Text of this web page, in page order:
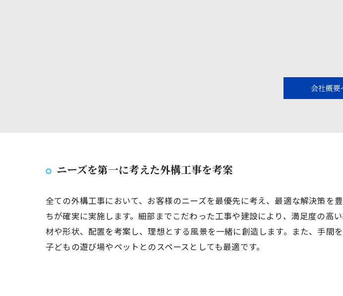
会社概要
ニーズを第一に考えた外構工事を考案
全ての外構工事において、お客様のニーズを最優先に考え、最適な解決策を
ちが確実に実施します。細部までこだわった工事や建設により、満足度の
材や形状、配置を考案し、理想とする風景を一緒に創造します。また、手間
子どもの遊び場やペットとのスペースとしても最適です。